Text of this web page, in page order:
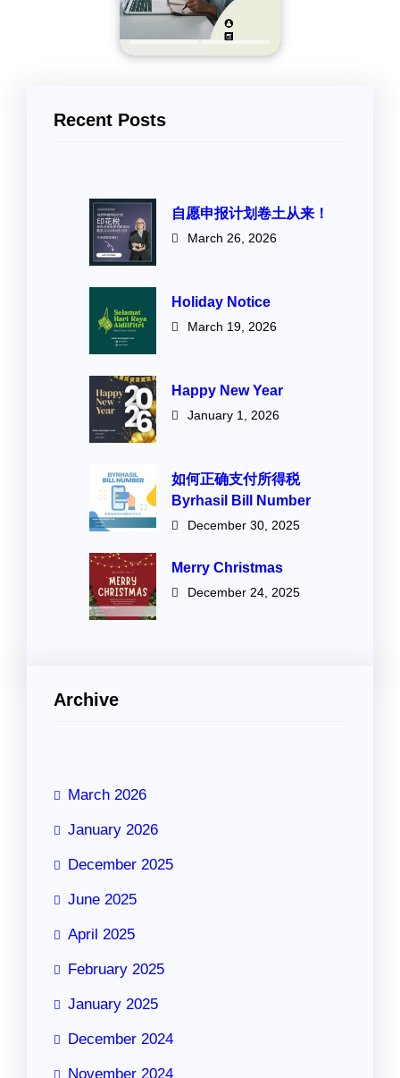
Recent Posts
自愿申报计划卷土从来！
March 26, 2026
Holiday Notice
March 19, 2026
Happy New Year
January 1, 2026
如何正确支付所得税
Byrhasil Bill Number
December 30, 2025
Merry Christmas
December 24, 2025
Archive
March 2026
January 2026
December 2025
June 2025
April 2025
February 2025
January 2025
December 2024
November 2024